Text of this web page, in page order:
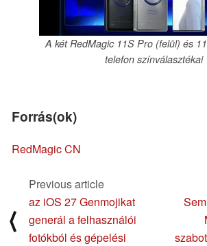
A két RedMagic 11S Pro (felül) és
telefon színválasztékai
Forrás(ok)
RedMagic CN
⟨
Previous article
az iOS 27 Genmojikat
generál a felhasználói
fotókból és gépelési